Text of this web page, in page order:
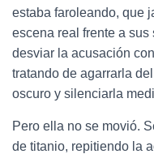
estaba faroleando, que
escena real frente a
desviar la acusación
tratando de agarrarla
oscuro y silenciarla
Pero ella no se movió.
de titanio, repitiendo la